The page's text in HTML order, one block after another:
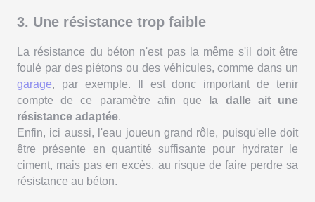
3. Une résistance trop faible
La résistance du béton n'est pas la même s'il doit être
foulé par des piétons ou des véhicules, comme dans un
garage, par exemple. Il est donc important de tenir
compte de ce paramètre afin que
la dalle ait une
résistance adaptée.
Enfin, ici aussi, l'eau joueun grand rôle, puisqu'elle doit
être présente en quantité suffisante pour hydrater le
ciment, mais pas en excès, au risque de faire perdre sa
résistance au béton.